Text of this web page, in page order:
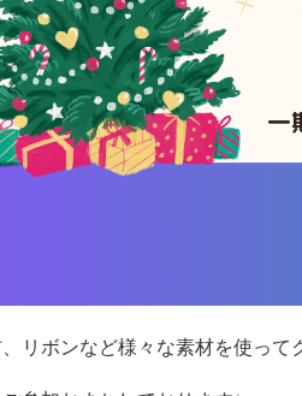
リボンなど様々な素材を使って